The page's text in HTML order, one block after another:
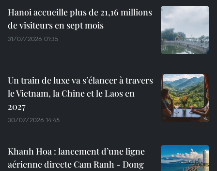
Hanoi accueille plus de 21,16 millions
de visiteurs en sept mois ​
31/07/2026 01:35
Un train de luxe va s’élancer à travers
le Vietnam, la Chine et le Laos en
2027
30/07/2026 14:45
Khanh Hoa : lancement d’une ligne
aérienne directe Cam Ranh - Dong